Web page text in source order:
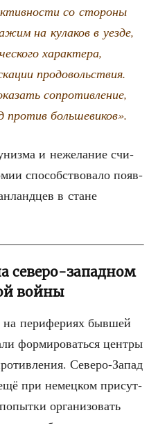
со сто­ро­ны
на кула­ков в уез­де,
харак­те­ра,
про­до­воль­ствия.
сопро­тив­ле­ние,
про­тив большевиков».
и неже­ла­ние счи­
спо­соб­ство­ва­ло появ­
в стане
северо-западном
войны
пери­фе­ри­ях быв­шей
фор­ми­ро­вать­ся цен­тры
Севе­ро-Запад
при немец­ком при­сут­
орга­ни­зо­вать